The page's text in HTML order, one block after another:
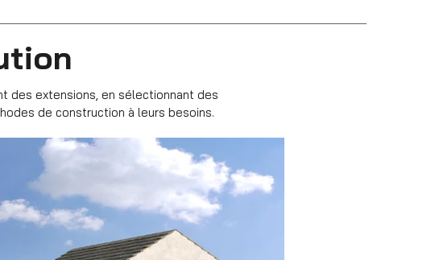
des extensions, en sélectionnant des
de construction à leurs besoins.